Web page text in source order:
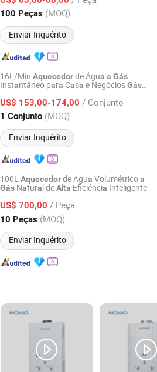
100 Peças (MOQ)
Enviar Inquérito
Desde 2020
16L/Min Aquecedorde Água a Gás
Instantâneo para Casa e NegóciosGás
US$ 153,00-174,00 / Conjunto
1 Conjunto (MOQ)
Enviar Inquérito
Technology Co., Ltd
Desde 2025
100L Aquecedorde Água Volumétricoa
Gás Natural deAlta Eficiência Inteligente
US$ 700,00 / Peça
10 Peças (MOQ)
Enviar Inquérito
Co., Ltd.
Desde 2025